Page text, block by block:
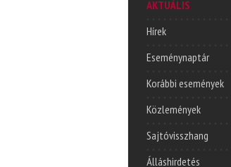
AKTUÁLIS
Hírek
Eseménynaptár
Korábbi események
Közlemények
Sajtóvisszhang
Álláshirdetés